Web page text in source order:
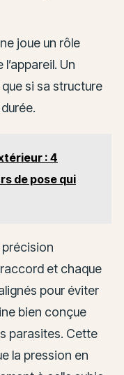
joue un rôle
Un
si sa structure
: 4
de pose qui
précision
et chaque
pour éviter
bien conçue
parasites. Cette
la pression en